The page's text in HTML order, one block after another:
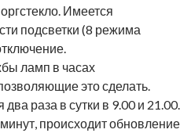
Имеется
подсветки (8 режима
ламп в часах
это сделать.
раза в сутки в 9.00 и 21.00.
происходит обновление